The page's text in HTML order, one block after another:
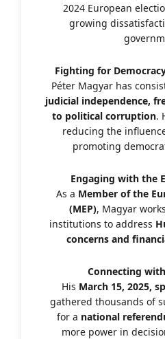
2024 European
growing
Fighting for
Péter Magyar has
judicial independence,
to political corruption.
reducing the
promoting
Engaging with the
As a Member of the
(MEP), Magyar
institutions to address
concerns and
Connecting
His March 15, 2025,
gathered thousands of
for a national
more power in